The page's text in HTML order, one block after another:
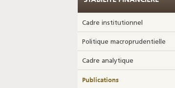
Cadre institutionnel
Politique macroprudentielle
Cadre analytique
Publications